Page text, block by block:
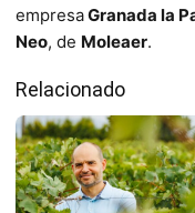
empresaGranada la
Neo, de Moleaer.
Relacionado